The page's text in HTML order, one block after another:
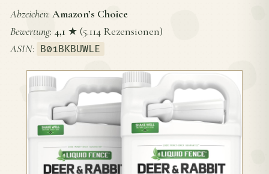
Abzeichen: Amazon’s Choice
Bewertung: 4,1 ★ (5.114 Rezensionen)
ASIN: B01BKBUWLE